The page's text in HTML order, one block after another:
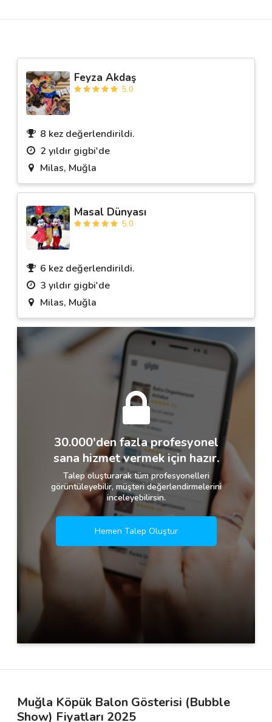
Blog
Feyza Akdaş
5.0
8 kez değerlendirildi.
2 yıldır gigbi'de
Milas, Muğla
Masal Dünyası
5.0
6 kez değerlendirildi.
3 yıldır gigbi'de
Milas, Muğla
30.000'den fazla profesyonel
sana hizmet vermek için hazır.
Talep oluşturarak tüm profesyonelleri
görüntüleyebilir, müşteri değerlendirmelerini
inceleyebilirsin.
Hemen Talep Oluştur
Muğla Köpük Balon Gösterisi (Bubble
Show) Fiyatları 2025